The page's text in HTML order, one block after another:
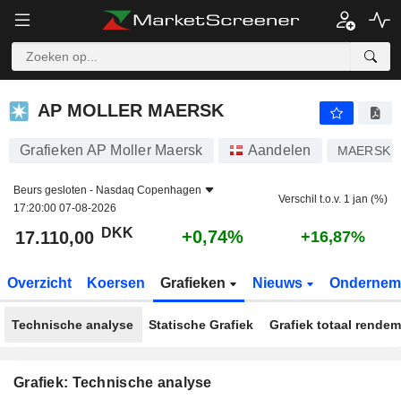
AP MOLLER MAERSK
AP MOLLER MAERSK
Grafieken AP Moller Maersk Aandelen MAERSK
Beurs gesloten - Nasdaq Copenhagen
17:20:00 07-08-2026
Verschil t.o.v. 1 jan (%)
17.110,00 DKK +0,74% +16,87%
Overzicht Koersen Grafieken Nieuws
Technische analyse Statische Grafiek Grafiek totaal
Grafiek: Technische analyse